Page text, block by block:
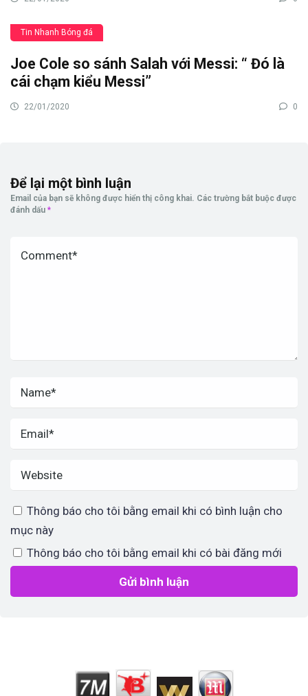
Tin Nhanh Bóng đá
Joe Cole so sánh Salah với Messi: “ Đó là
cái chạm kiểu Messi”
22/01/2020 0
Để lại một bình luận
Email của bạn sẽ không được hiển thị công khai. Các trường bắt buộc được
đánh dấu *
Thông báo cho tôi bằng email khi có bình luận cho
mục này
Thông báo cho tôi bằng email khi có bài đăng mới